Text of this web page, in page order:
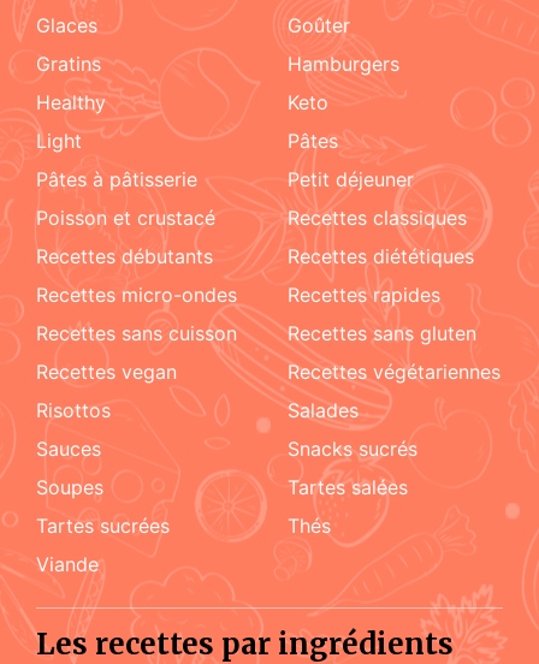
glaces
goûter
gratins
hamburgers
healthy
keto
light
pâtes
pâtes à pâtisserie
petit déjeuner
poisson et crustacé
recettes classiques
recettes débutants
recettes diététiques
recettes micro-ondes
recettes rapides
recettes sans cuisson
recettes sans gluten
recettes vegan
recettes végétariennes
risottos
salades
sauces
snacks sucrés
soupes
tartes salées
tartes sucrées
Thés
viande
Les recettes par ingrédients